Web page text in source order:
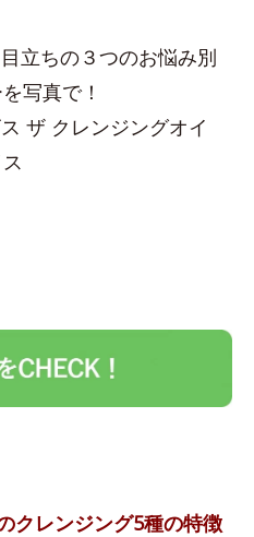
目立ちの３つのお悩み別
写真で！
ザ クレンジングオイ
クレンジング5種の特徴